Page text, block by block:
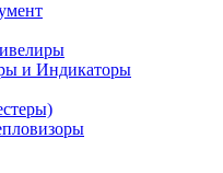
и Индикаторы